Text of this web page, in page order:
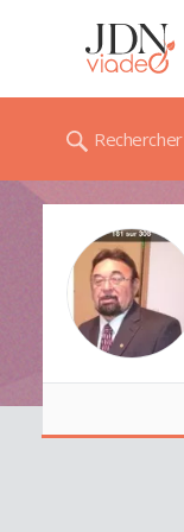
Rechercher